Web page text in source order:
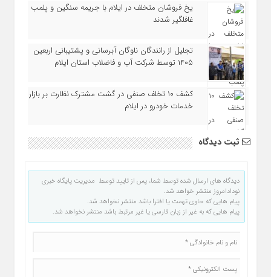
یخ‌ فروشان متخلف در ایلام با جریمه سنگین و پلمب
غافلگیر شدند
تجلیل از رانندگان ناوگان آبرسانی و پشتیبانی اربعین
۱۴۰۵ توسط شرکت آب و فاضلاب استان ایلام
کشف ۱۰ تخلف صنفی در گشت مشترک نظارت بر بازار
خدمات خودرو در ایلام
ثبت دیدگاه
دیدگاه های ارسال شده توسط شما، پس از تایید توسط مدیریت پایگاه خبری
نودادامروز منتشر خواهد شد.
پیام هایی که حاوی تهمت یا افترا باشد منتشر نخواهد شد.
پیام هایی که به غیر از زبان فارسی یا غیر مرتبط باشد منتشر نخواهد شد.